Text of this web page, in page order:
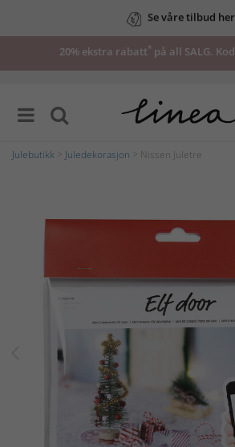
20% ekstra rabatt* på all SALG.
Julebutikk Juledekorasjon > Nissen Juletre